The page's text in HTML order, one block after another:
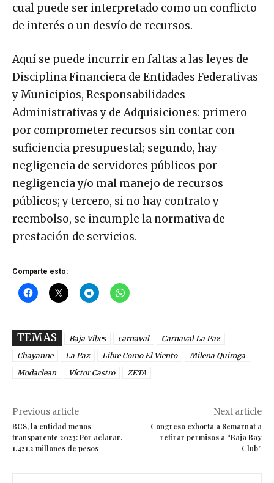
cual puede ser interpretado como un conflicto
de interés o un desvío de recursos.
Aquí se puede incurrir en faltas a las leyes de
Disciplina Financiera de Entidades Federativas
y Municipios, Responsabilidades
Administrativas y de Adquisiciones: primero
por comprometer recursos sin contar con
suficiencia presupuestal; segundo, hay
negligencia de servidores públicos por
negligencia y/o mal manejo de recursos
públicos; y tercero, si no hay contrato y
reembolso, se incumple la normativa de
prestación de servicios.
Comparte esto:
TEMAS Baja Vibes carnaval
Carnaval La Paz
Chayanne
La Paz Libre Como El Viento
Milena Quiroga
Modaclean
Víctor Castro ZETA
Previous article
BCS, la entidad menos
transparente 2023: Por aclarar,
1,421.2 millones de pesos
Next article
Congreso exhorta a Semarnat a
retirar permisos a “Baja Bay
Club”